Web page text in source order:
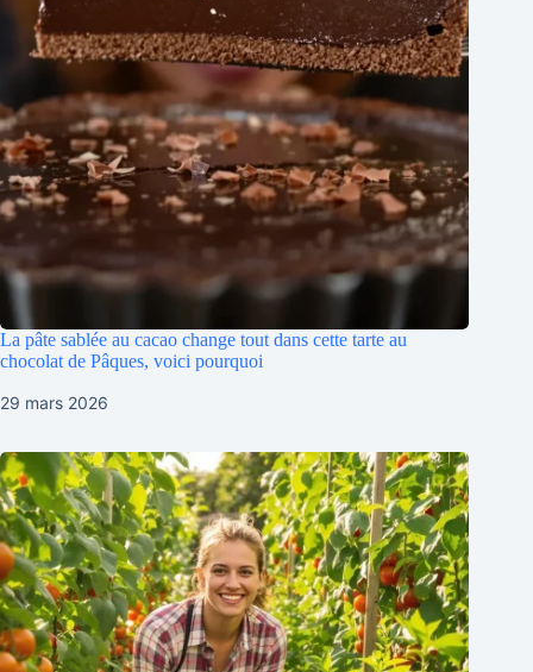
La pâte sablée au cacao change tout dans cette tarte au
chocolat de Pâques, voici pourquoi
29 mars 2026